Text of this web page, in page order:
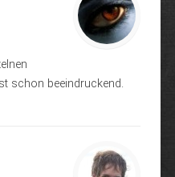
schon beeindruckend.